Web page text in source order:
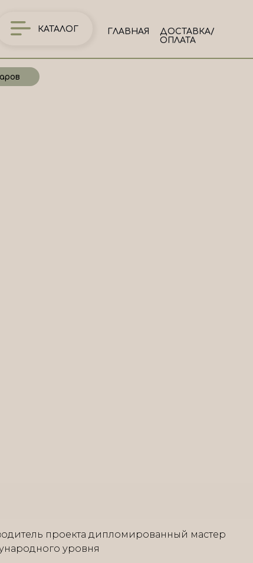
КАТАЛОГ ГЛАВНАЯ
ДОСТАВКА/
ОПЛАТА
проекта дипломированный мастер
уровня